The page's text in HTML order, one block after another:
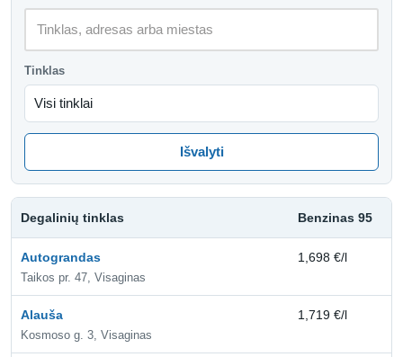
Tinklas
Išvalyti
Degalinių tinklas Benzinas 95
Autograndas
Taikos pr. 47, Visaginas
1,698 €/l
Alauša
Kosmoso g. 3, Visaginas
1,719 €/l